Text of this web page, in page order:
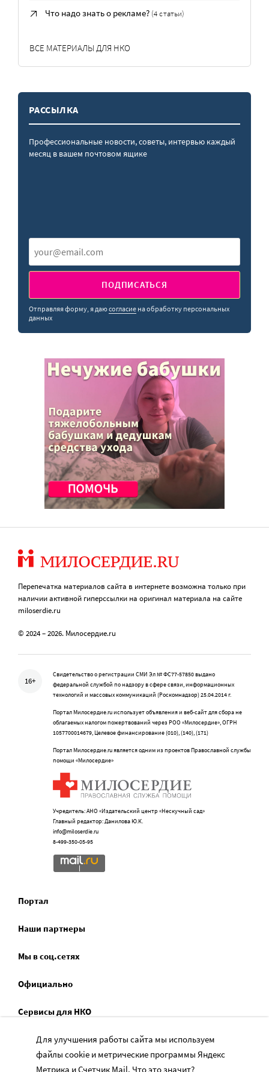
Что надо знать о рекламе? (4 статьи)
ВСЕ МАТЕРИАЛЫ ДЛЯ НКО
РАССЫЛКА
Профессиональные новости, советы, интервью каждый
месяц в вашем почтовом ящике
ПОДПИСАТЬСЯ
Отправляя форму, я даюсогласие на обработку персональных
данных
Перепечатка материалов сайта в интернете возможна только при
наличии активной гиперссылки на оригинал материала на сайте
miloserdie.ru
© 2024 – 2026. Милосердие.ru
16+
Свидетельство о регистрации СМИ Эл № ФС77-57850 выдано
федеральной службой по надзору в сфере связи, информационных
технологий и массовых коммуникаций (Роскомнадзор) 25.04.2014 г.
Портал Милосердие.ru использует объявления и веб-сайт для сбора не
облагаемых налогом пожертвований через РОО «Милосердие», ОГРН
1057700014679, Целевое финансирование (010), (140), (171)
Портал Милосердие.ru является одним из проектов Православной службы
помощи «Милосердие»
Учредитель: АНО «Издательский центр «Нескучный сад»
Главный редактор: Данилова Ю.К.
info@miloserdie.ru
8-499-350-05-95
Портал
Наши партнеры
Мы в соц.сетях
Официально
Сервисы для НКО
Спецпроекты
Социальное служение
Для улучшения работы сайта мы используем
файлы cookie и метрические программы Яндекс
Метрика и Счетчик Mail. Что это значит?